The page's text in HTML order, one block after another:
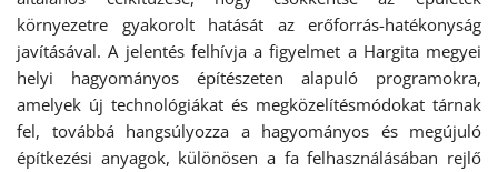
környezetre gyakorolt hatását az erőforrás-hatékonyság
javításával. A jelentés felhívja a figyelmet a Hargita megyei
helyi hagyományos építészeten alapuló programokra,
amelyek új technológiákat és megközelítésmódokat tárnak
fel, továbbá hangsúlyozza a hagyományos és megújuló
építkezési anyagok, különösen a fa felhasználásában rejlő